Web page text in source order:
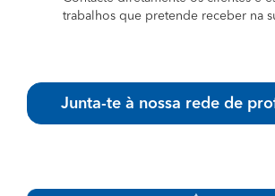
trabalhos que pretende receber na
Junta-te à nossa rede de